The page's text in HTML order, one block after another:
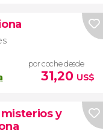
por coche desde
31,20 US$
y